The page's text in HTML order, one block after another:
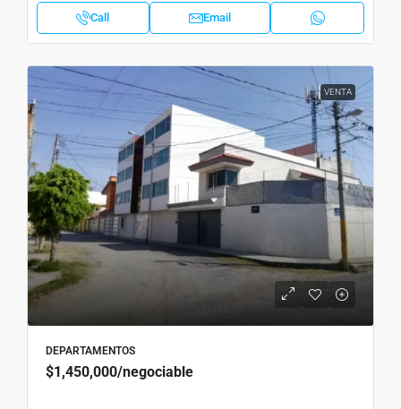
Call Email
VENTA
DEPARTAMENTOS
$1,450,000/negociable